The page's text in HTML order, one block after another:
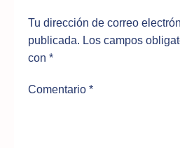
Tu dirección de correo
publicada. Los campos
con *
Comentario *